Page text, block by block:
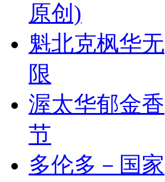
原创)
魁北克枫华无
限
渥太华郁金香
节
多伦多－国家